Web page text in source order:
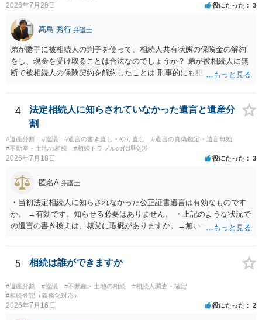
2026年7月26日 役にたった 3
高島 秀行 弁護士
弟が勝手に被相続人の判子を使って、相続人共有状態の保険金の解約
をし、現金を受け取ることは合法なのでしょうか？ 弟が被相続人に無
断で被相続人の保険契約を解約したことは 刑事的にも犯罪となる可能
された書類のコピーを取得して、弁護士に面談で詳しい事情を話して
相談 されたら良いと思います。
4
法定相続人に知らされていなかった遺言と遺産分
割
#遺産分割 #協議 #遺言の書き直し・やり直し
#遺言の真偽鑑定・遺言無効
#不動産・土地の相続
#相続トラブルの代理交渉
2026年7月18日 役にたった 3
匿名A 弁護士
・当初法定相続人に知らされなかった公正証書遺言は有効なものです
か。 →有効です。知らせる必要はありません。 ・上記のような状況で
の遺言の書き換えは、叔父に瑕疵がありますか。→無いです。 ・分割
ますか。 →本人が自由に決められますので、どこが妥当とは言えない
です。客観的な基準もありません。 ・できれば穏やかに、分割を拒否
することはできますか。 →分割を拒否するということは、遺産はいら
ないということでしょうか。遺言で、受取を指定されててもいらない
と拒否することはできます。理由を説明する必要はありません。
5 相続は誰ができますか
#遺産分割 #協議 #不動産・土地の相続
#相続人調査・確定
#相続登記（義務化対応）
2026年7月16日 役にたった 2